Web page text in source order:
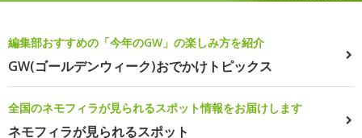
編集部おすすめの「今年のGW」の楽しみ方を紹介
GW(ゴールデンウィーク)おでかけトピックス
全国のネモフィラが見られるスポット情報をお届けします
ネモフィラが見られるスポット